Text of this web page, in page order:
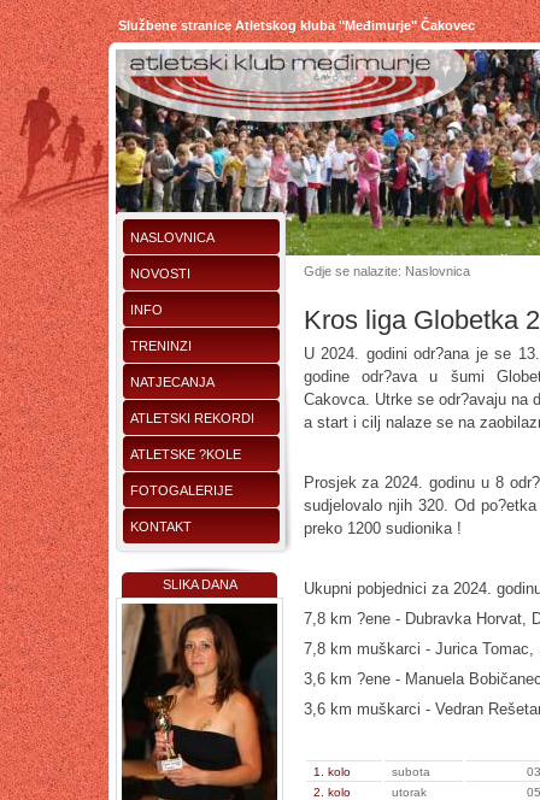
Službene stranice Atletskog kluba "Međimurje" Čakovec
NASLOVNICA
NOVOSTI
INFO
TRENINZI
NATJECANJA
ATLETSKI REKORDI
ATLETSKE ?KOLE
FOTOGALERIJE
KONTAKT
SLIKA DANA
Gdje se nalazite: Naslovnica
Kros liga Globetka
U 2024. godini odr?ana je se
godine odr?ava u šumi
Cakovca. Utrke se odr?avaju na
a start i cilj nalaze se na
Prosjek za 2024. godinu u 8
sudjelovalo njih 320. Od
preko 1200 sudionika !
Ukupni pobjednici za 2024.
7,8 km ?ene - Dubravka Horvat,
7,8 km muškarci - Jurica Tomac,
3,6 km ?ene - Manuela
3,6 km muškarci - Vedran
1. kolo subota
2. kolo
utorak